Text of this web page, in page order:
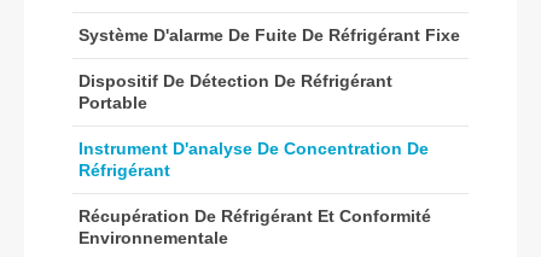
Système D'alarme De Fuite De Réfrigérant Fixe
Dispositif De Détection De Réfrigérant
Portable
Instrument D'analyse De Concentration De
Réfrigérant
Récupération De Réfrigérant Et Conformité
Environnementale
Wechat Whatsapp
Produits chauds
Capteur R290
Capteur R454B
Capteur R32